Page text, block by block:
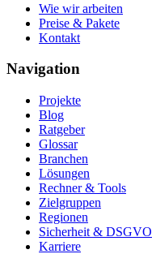
Wie wir arbeiten
Preise & Pakete
Kontakt
Navigation
Projekte
Blog
Ratgeber
Glossar
Branchen
Lösungen
Rechner & Tools
Zielgruppen
Regionen
Sicherheit & DSGVO
Karriere